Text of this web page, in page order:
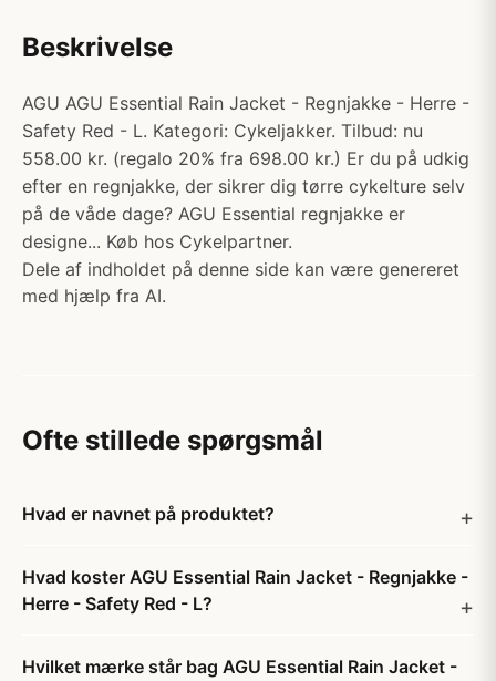
Beskrivelse
AGU AGU Essential Rain Jacket - Regnjakke - Herre -
Safety Red - L. Kategori: Cykeljakker. Tilbud: nu
558.00 kr. (regalo 20% fra 698.00 kr.) Er du på udkig
efter en regnjakke, der sikrer dig tørre cykelture selv
på de våde dage? AGU Essential regnjakke er
designe... Køb hos Cykelpartner.
Dele af indholdet på denne side kan være genereret
med hjælp fra AI.
Ofte stillede spørgsmål
Hvad er navnet på produktet?
Hvad koster AGU Essential Rain Jacket - Regnjakke -
Herre - Safety Red - L?
Hvilket mærke står bag AGU Essential Rain Jacket -